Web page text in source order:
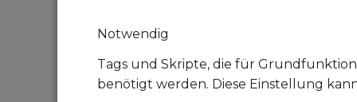
Notwendig
Tags und Skripte, die für
benötigt werden. Diese Einstellung